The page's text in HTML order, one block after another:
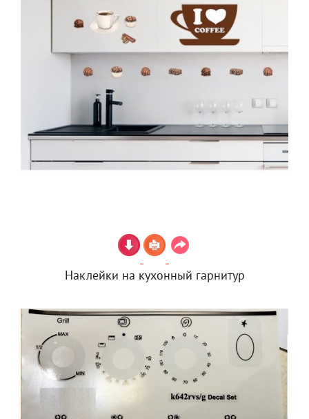
Наклейки на кухонный гарнитур